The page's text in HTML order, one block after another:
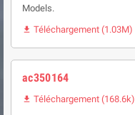
Models.
 Téléchargement (1.03M)
ac350164
 Téléchargement (168.6k)